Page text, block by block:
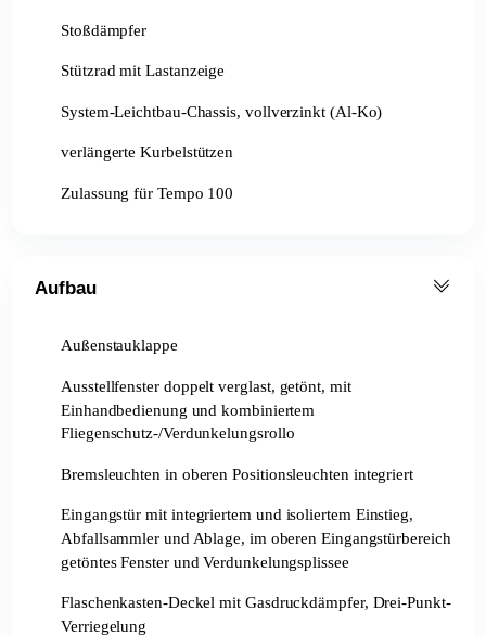
Stoßdämpfer
Stützrad mit Lastanzeige
System-Leichtbau-Chassis, vollverzinkt (Al-Ko)
verlängerte Kurbelstützen
Zulassung für Tempo 100
Aufbau
Außenstauklappe
Ausstellfenster doppelt verglast, getönt, mit
Einhandbedienung und kombiniertem
Fliegenschutz-/Verdunkelungsrollo
Bremsleuchten in oberen Positionsleuchten integriert
Eingangstür mit integriertem und isoliertem Einstieg,
Abfallsammler und Ablage, im oberen Eingangstürbereich
getöntes Fenster und Verdunkelungsplissee
Flaschenkasten-Deckel mit Gasdruckdämpfer, Drei-Punkt-
Verriegelung